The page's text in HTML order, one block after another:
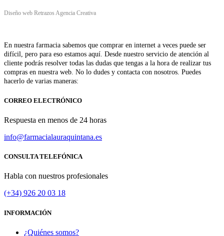
Diseño web Retrazos Agencia Creativa
En nuestra farmacia sabemos que comprar en internet a veces puede ser
difícil, pero para eso estamos aquí. Desde nuestro servicio de atención al
cliente podrás resolver todas las dudas que tengas a la hora de realizar tus
compras en nuestra web. No lo dudes y contacta con nosotros. Puedes
hacerlo de varias maneras:
CORREO ELECTRÓNICO
Respuesta en menos de 24 horas
info@farmacialauraquintana.es
CONSULTA TELEFÓNICA
Habla con nuestros profesionales
(+34) 926 20 03 18
INFORMACIÓN
¿Quiénes somos?